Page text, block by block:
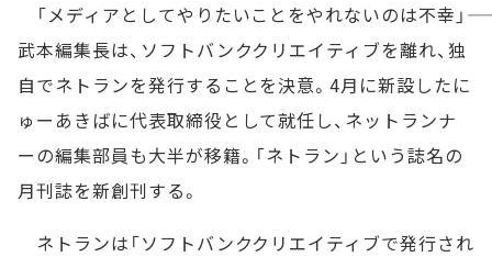
「メディアとしてやりたいことをやれないのは不幸」――
武本編集長は、ソフトバンククリエイティブを離れ、独
自でネトランを発行することを決意。4月に新設したに
ゅーあきばに代表取締役として就任し、ネットランナ
ーの編集部員も大半が移籍。「ネトラン」という誌名の
月刊誌を新創刊する。
ネトランは「ソフトバンククリエイティブで発行され